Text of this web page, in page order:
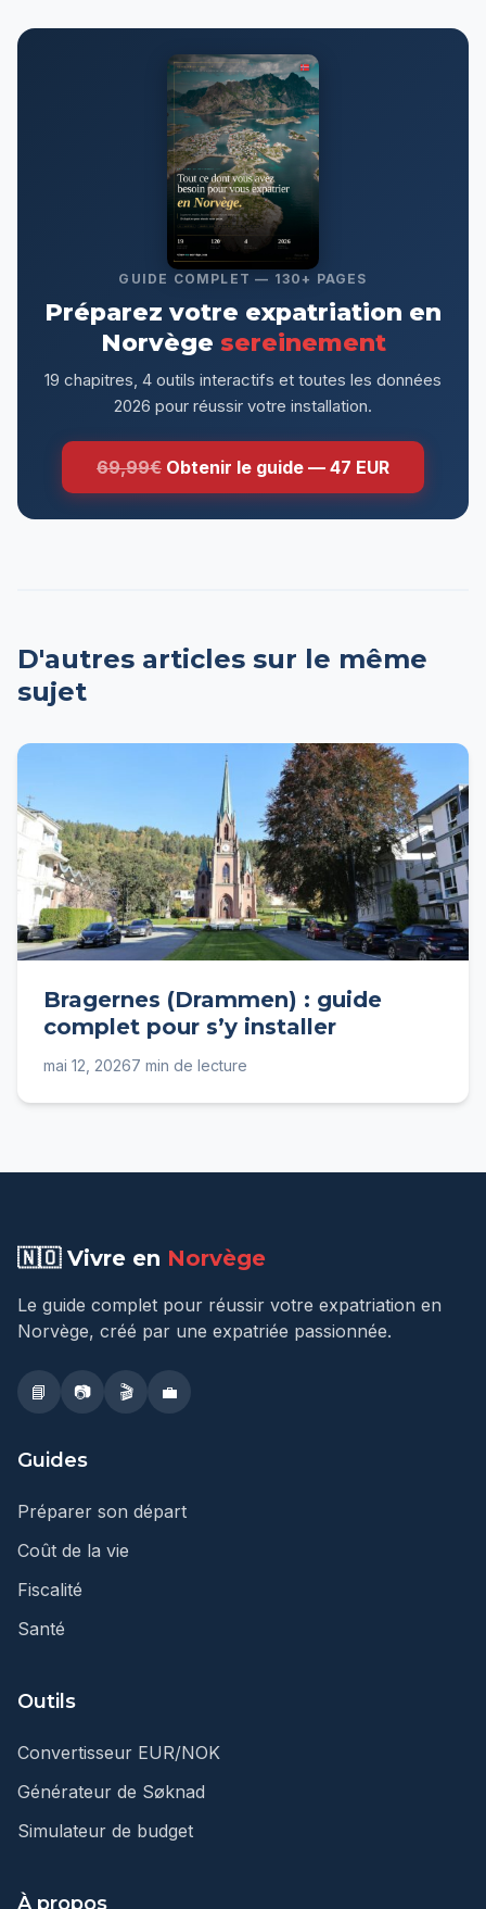
GUIDE COMPLET — 130+ PAGES
Préparez votre expatriation en
Norvège sereinement
19 chapitres, 4 outils interactifs et toutes les données
2026 pour réussir votre installation.
69,99€ Obtenir le guide — 47 EUR
D'autres articles sur le même
sujet
Bragernes (Drammen) : guide
complet pour s’y installer
mai 12, 20267 min de lecture
🇳🇴 Vivre en Norvège
Le guide complet pour réussir votre expatriation en
Norvège, créé par une expatriée passionnée.
📘 📷 🎬 💼
Guides
Préparer son départ
Coût de la vie
Fiscalité
Santé
Outils
Convertisseur EUR/NOK
Générateur de Søknad
Simulateur de budget
À propos